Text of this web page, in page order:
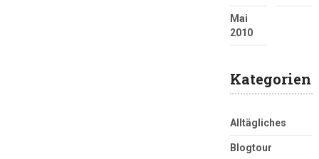
Mai
2010
Kategorien
Alltägliches
Blogtour